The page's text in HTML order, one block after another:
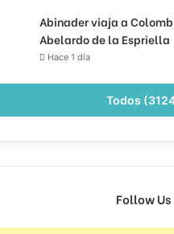
Abinader viaja a
Abelardo de la Espriella
Hace 1 día
Todos
Follow Us